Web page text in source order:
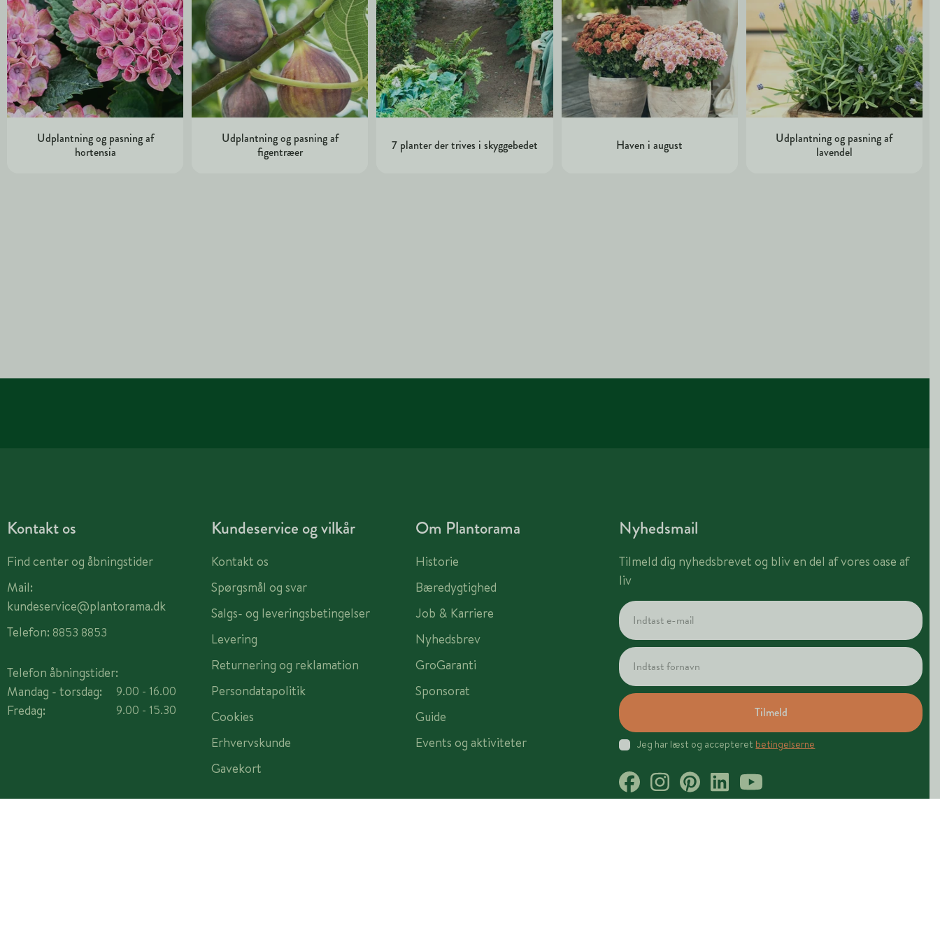
Udplantning og pasning af
hortensia
Udplantning og pasning af
figentræer
7 planter der trives i skyggebedet Haven i august
Udplantning og pasning af
lavendel
Kontakt os
Find center og åbningstider
Mail:
kundeservice@plantorama.dk
Telefon: 8853 8853
Telefon åbningstider:
Mandag - torsdag:
Fredag:
9.00 - 16.00
9.00 - 15.30
Kundeservice og vilkår
Kontakt os
Spørgsmål og svar
Salgs- og leveringsbetingelser
Levering
Returnering og reklamation
Persondatapolitik
Cookies
Erhvervskunde
Gavekort
Om Plantorama
Historie
Bæredygtighed
Job & Karriere
Nyhedsbrev
GroGaranti
Sponsorat
Guide
Events og aktiviteter
Nyhedsmail
Tilmeld dig nyhedsbrevet og bliv en del af vores oase af
liv
Tilmeld
Jeg har læst og accepteret betingelserne